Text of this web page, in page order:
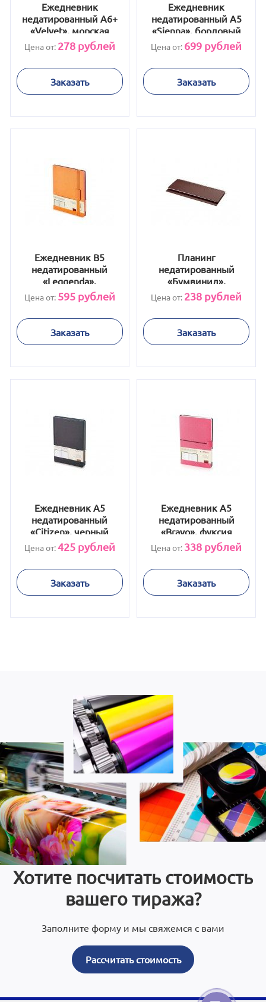
Ежедневник
недатированный А6+
«Velvet», морская
волна
Цена от: 278рублей
Заказать
Ежедневник
недатированный А5
«Sienna», бордовый
Цена от: 699 рублей
Заказать
Ежедневник В5
недатированный
«Leggenda»,
оранжевый
Цена от: 595рублей
Заказать
Планинг
недатированный
«Бумвинил»,
коричневый
Цена от: 238 рублей
Заказать
Ежедневник А5
недатированный
«Citizen», черный
Цена от:425рублей
Заказать
Ежедневник А5
недатированный
«Bravo», фуксия
Цена от: 338 рублей
Заказать
Хотите посчитать стоимость
вашего тиража?
Заполните форму и мы свяжемся с вами
Рассчитать стоимость